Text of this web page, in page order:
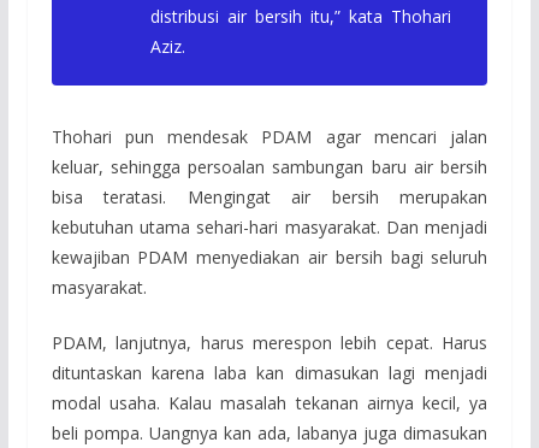
distribusi air bersih itu,” kata Thohari
Aziz.
Thohari pun mendesak PDAM agar mencari jalan
keluar, sehingga persoalan sambungan baru air bersih
bisa teratasi. Mengingat air bersih merupakan
kebutuhan utama sehari-hari masyarakat. Dan menjadi
kewajiban PDAM menyediakan air bersih bagi seluruh
masyarakat.
PDAM, lanjutnya, harus merespon lebih cepat. Harus
dituntaskan karena laba kan dimasukan lagi menjadi
modal usaha. Kalau masalah tekanan airnya kecil, ya
beli pompa. Uangnya kan ada, labanya juga dimasukan